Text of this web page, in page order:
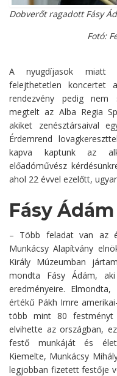
Dobverőt ragadott Fásy
Fotó:
A nyugdíjasok miatt
felejthetetlen koncertet
rendezvény pedig nem
megtelt az Alba Regia
akiket zenésztársaival
Érdemrend
kapva kaptunk az
előadóművész
ahol 22 évvel ezelőtt,
Fásy
– Több feladat van az
Munkácsy Alapítvány
Király Múzeumban
mondta Fásy Ádám,
eredményeire.
értékű Pákh Imre
több mint 80 festményt
elvihette az országban,
festő munkáját és
Kiemelte, Munkácsy
legjobban fizetett festője